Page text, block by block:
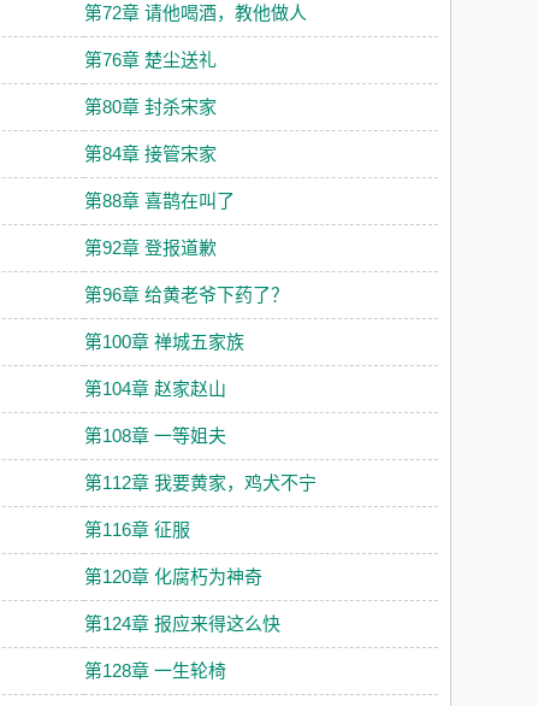
第72章 请他喝酒，教他做人
第76章 楚尘送礼
第80章 封杀宋家
第84章 接管宋家
第88章 喜鹊在叫了
第92章 登报道歉
第96章 给黄老爷下药了？
第100章 禅城五家族
第104章 赵家赵山
第108章 一等姐夫
第112章 我要黄家，鸡犬不宁
第116章 征服
第120章 化腐朽为神奇
第124章 报应来得这么快
第128章 一生轮椅